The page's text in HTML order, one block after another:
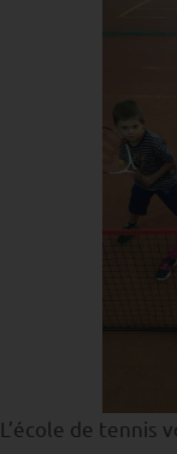
L’école de tennis